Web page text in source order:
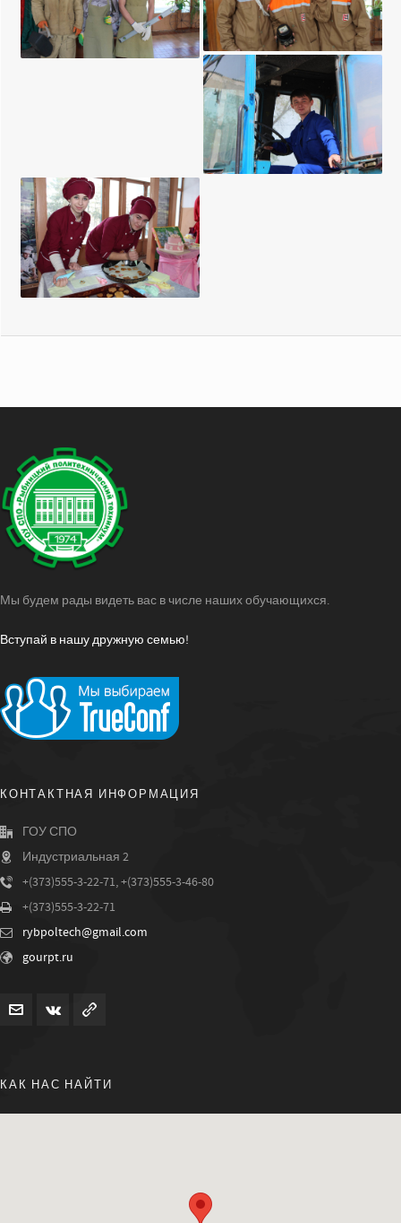
общестроительных
работ
электрооборудования
промышленных и
гражданских зданий
Эксплуатация и ремонт
сельскохозяйственной
техники и оборудования
Поварское и
кондитерское дело
Мы будем рады видеть вас в числе наших обучающихся.
Вступай в нашу дружную семью!
КОНТАКТНАЯ ИНФОРМАЦИЯ
ГОУ СПО
Индустриальная 2
+(373)555-3-22-71, +(373)555-3-46-80
+(373)555-3-22-71
rybpoltech@gmail.com
gourpt.ru
КАК НАС НАЙТИ